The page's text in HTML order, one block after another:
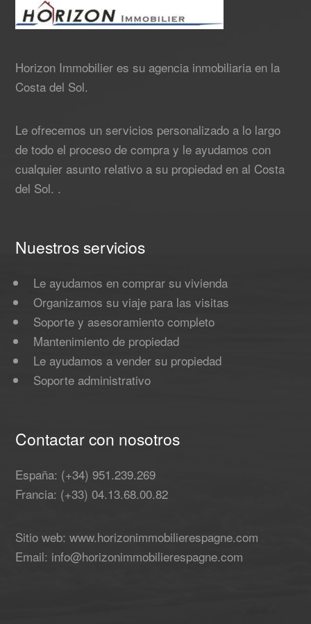
Horizon Immobilier es su agencia inmobiliaria en la
Costa del Sol.
Le ofrecemos un servicios personalizado a lo largo
de todo el proceso de compra y le ayudamos con
cualquier asunto relativo a su propiedad en al Costa
del Sol. .
Nuestros servicios
Le ayudamos en comprar su vivienda
Organizamos su viaje para las visitas
Soporte y asesoramiento completo
Mantenimiento de propiedad
Le ayudamos a vender su propiedad
Soporte administrativo
Contactar con nosotros
España: (+34) 951.239.269
Francia: (+33) 04.13.68.00.82
Sitio web: www.horizonimmobilierespagne.com
Email: info@horizonimmobilierespagne.com